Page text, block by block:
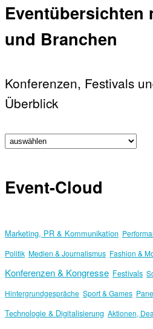
Eventübersichten
und Branchen
Konferenzen, Festivals
Überblick
Event-Cloud
Marketing, PR & Kommunikation
Politik Medien & Journalismus Fashion &
Konferenzen & Kongresse Festivals
Hintergrundgespräche Sport & Games
Technologie & Digitalisierung Aktionen,